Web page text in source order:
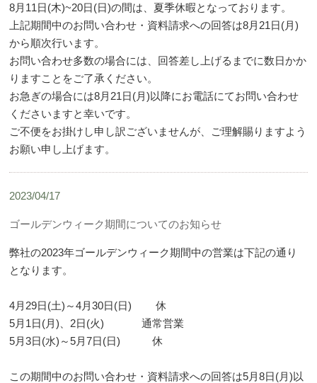
8月11日(木)~20日(日)の間は、夏季休暇となっております。
上記期間中のお問い合わせ・資料請求への回答は8月21日(月)
から順次行います。
お問い合わせ多数の場合には、回答差し上げるまでに数日かか
りますことをご了承ください。
お急ぎの場合には8月21日(月)以降にお電話にてお問い合わせ
くださいますと幸いです。
ご不便をお掛けし申し訳ございませんが、ご理解賜りますよう
お願い申し上げます。
2023/04/17
ゴールデンウィーク期間についてのお知らせ
弊社の2023年ゴールデンウィーク期間中の営業は下記の通り
となります。
4月29日(土)～4月30日(日) 休
5月1日(月)、2日(火) 通常営業
5月3日(水)～5月7日(日) 休
この期間中のお問い合わせ・資料請求への回答は5月8日(月)以